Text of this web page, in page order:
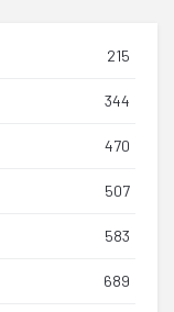
215
344
470
507
583
689